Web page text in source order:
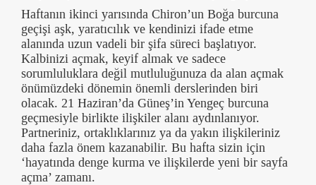
Haftanın ikinci yarısında Chiron’un Boğa burcuna
geçişi aşk, yaratıcılık ve kendinizi ifade etme
alanında uzun vadeli bir şifa süreci başlatıyor.
Kalbinizi açmak, keyif almak ve sadece
sorumluluklara değil mutluluğunuza da alan açmak
önümüzdeki dönemin önemli derslerinden biri
olacak. 21 Haziran’da Güneş’in Yengeç burcuna
geçmesiyle birlikte ilişkiler alanı aydınlanıyor.
Partneriniz, ortaklıklarınız ya da yakın ilişkileriniz
daha fazla önem kazanabilir. Bu hafta sizin için
‘hayatında denge kurma ve ilişkilerde yeni bir sayfa
açma’ zamanı.